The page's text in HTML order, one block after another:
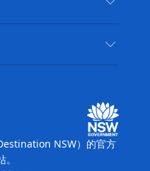
NSW）媒體中
NSW）的官方